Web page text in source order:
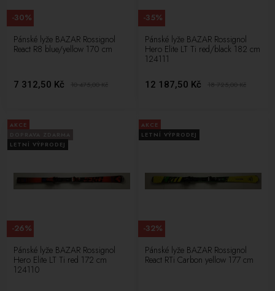
Pánské lyže BAZAR Rossignol
React R8 blue/yellow 170 cm
7 312,50 Kč 10 475,00Kč
-30%
Pánské lyže BAZAR Rossignol
Hero Elite LT Ti red/black 182 cm
124111
12 187,50 Kč 18 725,00Kč
-35%
AKCE
LETNÍ VÝPRODEJ
Pánské lyže BAZAR Rossignol
Hero Elite LT Ti red 172 cm
124110
-26%
AKCE
LETNÍ VÝPRODEJ
Pánské lyže BAZAR Rossignol
React RTi Carbon yellow 177 cm
-32%